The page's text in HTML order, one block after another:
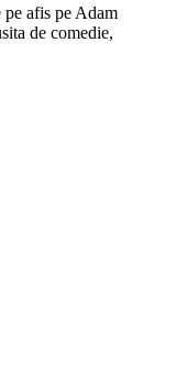
afis pe Adam
de comedie,